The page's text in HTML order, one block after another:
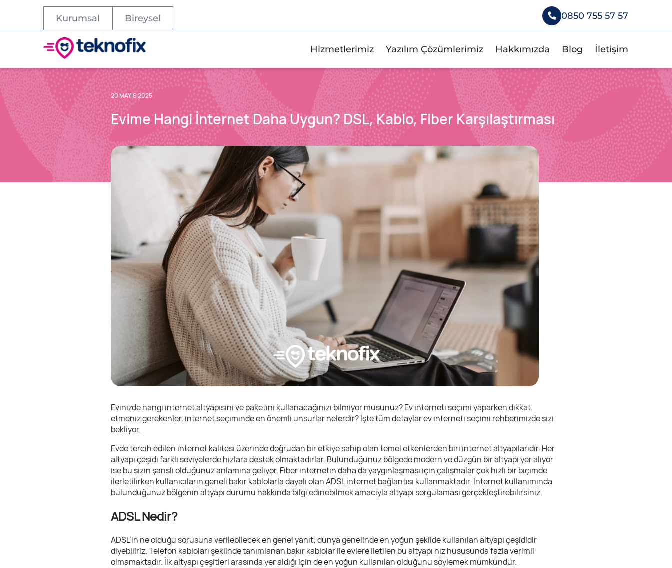
Kurumsal Bireysel 0850 755 57 57
Hizmetlerimiz Yazılım Çözümlerimiz Hakkımızda Blog İletişim
20 MAYIS 2025
Evime Hangi İnternet Daha Uygun? DSL, Kablo, Fiber Karşılaştırması
Evinizde hangi internet altyapısını ve paketini kullanacağınızı bilmiyor musunuz? Ev interneti seçimi yaparken dikkat
etmeniz gerekenler, internet seçiminde en önemli unsurlar nelerdir? İşte tüm detaylar ev interneti seçimi rehberimizde sizi
bekliyor.
Evde tercih edilen internet kalitesi üzerinde doğrudan bir etkiye sahip olan temel etkenlerden biri internet altyapılarıdır. Her
altyapı çeşidi farklı seviyelerde hızlara destek olmaktadırlar. Bulunduğunuz bölgede modern ve düzgün bir altyapı yer alıyor
ise bu sizin şanslı olduğunuz anlamına geliyor. Fiber internetin daha da yaygınlaşması için çalışmalar çok hızlı bir biçimde
ilerletilirken kullanıcıların geneli bakır kablolarla dayalı olan ADSL internet bağlantısı kullanmaktadır. İnternet kullanımında
bulunduğunuz bölgenin altyapı durumu hakkında bilgi edinebilmek amacıyla altyapı sorgulaması gerçekleştirebilirsiniz.
ADSL Nedir?
ADSL’in ne olduğu sorusuna verilebilecek en genel yanıt; dünya genelinde en yoğun şekilde kullanılan altyapı çeşididir
diyebiliriz. Telefon kabloları şeklinde tanımlanan bakır kablolar ile evlere iletilen bu altyapı hız hususunda fazla verimli
olmamaktadır. İlk altyapı çeşitleri arasında yer aldığı için de en yoğun kullanılan olduğunu söylemek mümkündür.